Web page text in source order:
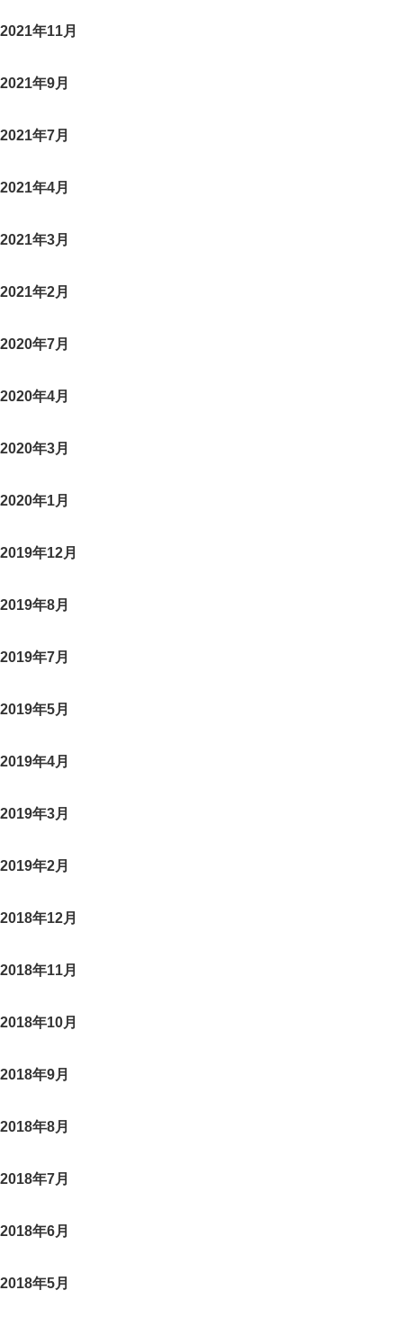
2021年11月
2021年9月
2021年7月
2021年4月
2021年3月
2021年2月
2020年7月
2020年4月
2020年3月
2020年1月
2019年12月
2019年8月
2019年7月
2019年5月
2019年4月
2019年3月
2019年2月
2018年12月
2018年11月
2018年10月
2018年9月
2018年8月
2018年7月
2018年6月
2018年5月